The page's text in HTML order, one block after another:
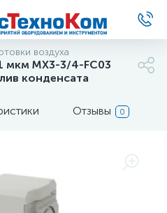
воздуха
MX3-3/4-FC03
конденсата
Отзывы 0